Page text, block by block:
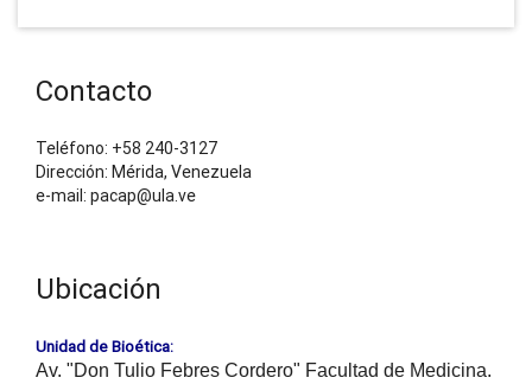
Contacto
Teléfono: +58 240-3127
Dirección: Mérida, Venezuela
e-mail: pacap@ula.ve
Ubicación
Unidad de Bioética:
Av. "Don Tulio Febres Cordero" Facultad de Medicina.